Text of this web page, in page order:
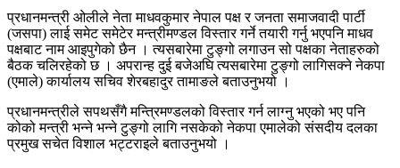
प्रधानमन्त्री ओलीले नेता माधवकुमार नेपाल पक्ष र जनता समाजवादी पार्टी
(जसपा) लाई समेट समेटेर मन्त्रीमण्डल विस्तार गर्ने तयारी गर्नु भएपनि माधव
पक्षबाट नाम आइपुगेको छैन । त्यसबारेमा टुङ्गो लगाउन सो पक्षका नेताहरुको
बैठक चलिरहेको छ । अपरान्ह दुई बजेअघि त्यसबारेमा टुङ्गो लागिसक्ने नेकपा
(एमाले) कार्यालय सचिव शेरबहादुर तामाङले बताउनुभयो ।
प्रधानमन्त्रीले सपथसँगै मन्त्रिमण्डलको विस्तार गर्न लाग्नु भएको भए पनि
कोको मन्त्री भन्ने भन्ने टुङ्गो लागि नसकेको नेकपा एमालेको संसदीय दलका
प्रमुख सचेत विशाल भट्टराइले बताउनुभयो ।